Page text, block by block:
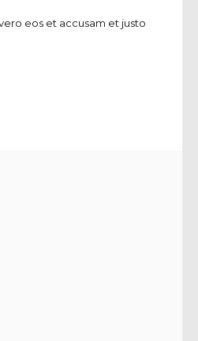
eos et accusam et justo